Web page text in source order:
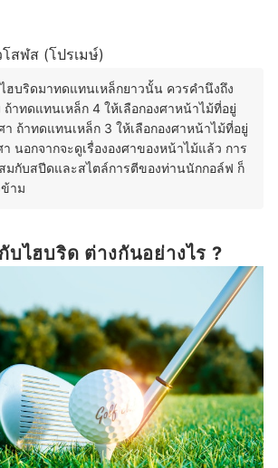
สฬส (โปรเมษ์)
ฮบริดมาทดแทนเหล็กยาวนั้น ควรคำนึงถึง
ถ้าทดแทนเหล็ก 4 ให้เลือกองศาหน้าไม้ที่อยู่
า ถ้าทดแทนเหล็ก 3 ให้เลือกองศาหน้าไม้ที่อยู่
า นอกจากจะดูเรื่ององศาของหน้าไม้แล้ว การ
สมกับสปีดและสไตล์การตีของท่านนักกอล์ฟ ก็
าม
บไฮบริด ต่างกันอย่างไร ?